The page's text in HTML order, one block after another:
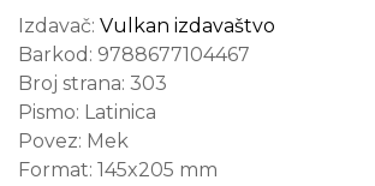
Izdavač: Vulkan izdavaštvo
Barkod: 9788677104467
Broj strana: 303
Pismo: Latinica
Povez: Mek
Format: 145x205 mm